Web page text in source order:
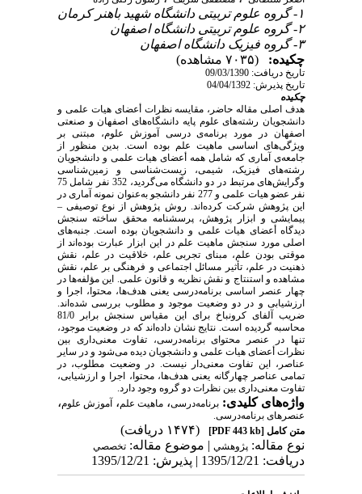
۱- گروه علوم تربیتی دانشگاه شهید باهنر کرمان
۲- گروه علوم تربیتی دانشگاه اصفهان
۳- گروه فیزیک دانشگاه اصفهان
چکیده:
(۷۰۳۵ مشاهده)
تاریخ دریافت: 09/03/1390
تاریخ پذیرش: 04/04/1392
چکیده
هدف اصلی مقاله حاضر، مقایسه نظرات أعضای هیات علمی و
دانشجویان رشته‌های علوم پایه دانشگاه‌های اصفهان و صنعتی
اصفهان در مورد برنامه‌ی ‌درسی آموزش علوم، مبتنی بر
ویژگی‌های اساسی ماهیت علم بوده است. بدین منظور از
جامعه‌ی آماری که شامل همه أعضای هیات علمی و دانشجویان
رشته‌های فیزیک، شیمی، زیست‌شناسی و زمین‌شناسی
وگرایش‌های مرتبط در دو دانشگاه می‌گردید، 352 نفر شامل 75
نفر عضو هیات علمی و 277 نفر دانشجو به‌عنوان نمونه آماری در
این پژوهش شرکت کرده‌اند. روش پژوهش از نوع توصیفی –
پیمایشی و ابزار پژوهش، پرسشنامه محقق ساخته سنجش
دیدگاه أعضای هیات علمی و دانشجویان بوده است. جنبه‌های
اصلی مورد سنجش ماهیت علم در این ابزار عبارت بوده‌اند از
موقتی بودن علم، مبنای تجربی علم، خلاقیت در علم، نقش
ذهنیت در علم، تأثیر مسائل اجتماعی و فرهنگی بر علم، نقش
مشاهده و استنتاج و نقش نظریه و قانون علمی. این مؤلفه‌ها در
چهار عنصر اساسی برنامه‌درسی یعنی هدف‌ها، محتوا، اجرا و
ارزشیابی و در دو وضعیت موجود و مطلوب بررسی شده‌اند.
ضریب آلفای کرونباخ برای این مقیاس سنجش برابر 81/0
محاسبه گردیده است. نتایج نشان داده‌اند که در وضعیت موجود،
تنها در عنصر محتوای برنامه‌درسی، تفاوت معنی‌‌داری بین
نظرات أعضای هیات علمی و دانشجویان دیده می‌شود و در سایر
عناصر، این تفاوت معنی‌دار نیست. در وضعیت مطلوب، در
تمامی عناصر چهارگانه یعنی هدف‌ها، محتوا، اجرا و ارزشیابی،
تفاوت معنی‌داری بین نظرات دو گروه وجود دارد.
واژه‌های کلیدی: برنامه‌درسی، ماهیت علم، آموزش علوم،
عنصرهای برنامه‌درسی.
متن کامل[PDF 443 kb]
(۱۴۷۴ دریافت)
نوع مقاله: پژوهشي| موضوع مقاله: تخصصي
دریافت: 1395/12/21 | پذیرش: 1395/12/21